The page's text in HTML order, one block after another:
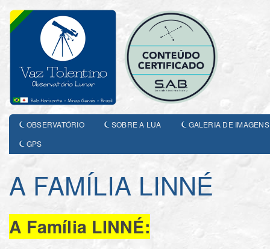
OBSERVATÓRIO SOBRE A LUA
GALERIA DE IMAGENS
GPS
A FAMÍLIA LINNÉ
A Família LINNÉ: